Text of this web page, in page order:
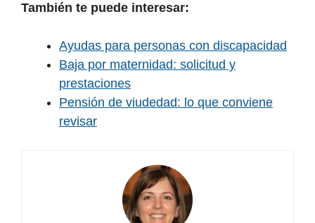
También te puede interesar:
Ayudas para personas con discapacidad
Baja por maternidad: solicitud y
prestaciones
Pensión de viudedad: lo que conviene
revisar